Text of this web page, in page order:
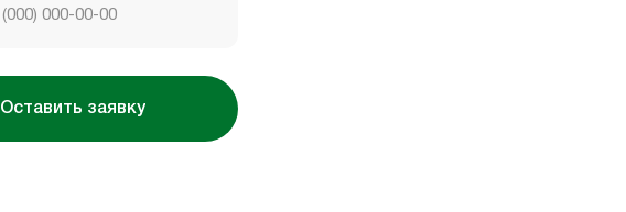
Оставить заявку